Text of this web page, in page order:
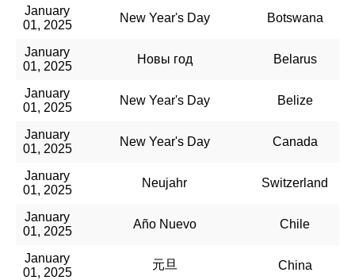
January
01, 2025
New Year's Day Botswana
January
01, 2025
Новы год Belarus
January
01, 2025
New Year's Day Belize
January
01, 2025
New Year's Day Canada
January
01, 2025
Neujahr Switzerland
January
01, 2025
Año Nuevo Chile
January
01, 2025
元旦 China